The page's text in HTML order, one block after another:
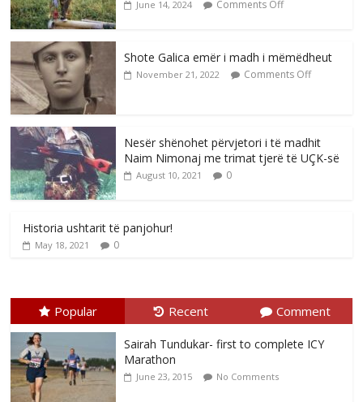
June 14, 2024 Comments Off
Shote Galica emër i madh i mëmëdheut
November 21, 2022 Comments Off
Nesër shënohet përvjetori i të madhit
Naim Nimonaj me trimat tjerë të UÇK-së
August 10, 2021 0
Historia ushtarit të panjohur!
May 18, 2021 0
Popular Recent Comment
Sairah Tundukar- first to complete ICY
Marathon
June 23, 2015 No Comments